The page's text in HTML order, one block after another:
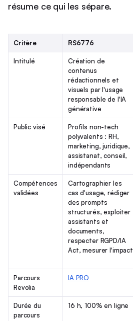
résume ce qui les sépare.
Critère RS6776
Intitulé
Création de
contenus
rédactionnels et
visuels par l'usage
responsable de l'IA
générative
Public visé
Profils non-tech
polyvalents : RH,
marketing, juridique,
assistanat, conseil,
indépendants
Compétences
validées
Cartographier les
cas d'usage, rédiger
des prompts
structurés, exploiter
assistants et
documents,
respecter RGPD/IA
Act, mesurer l'impact
Parcours
Revolia
IA PRO
Durée du
parcours
16 h, 100% en ligne